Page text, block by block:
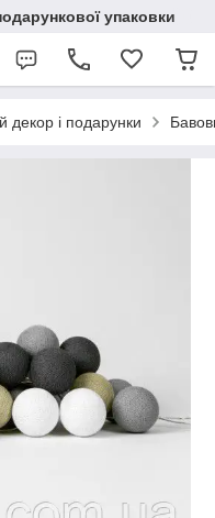
упаковки
декор і подарунки